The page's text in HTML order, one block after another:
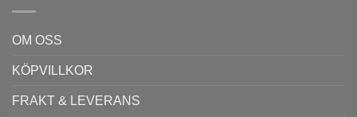
OM OSS
KÖPVILLKOR
FRAKT & LEVERANS